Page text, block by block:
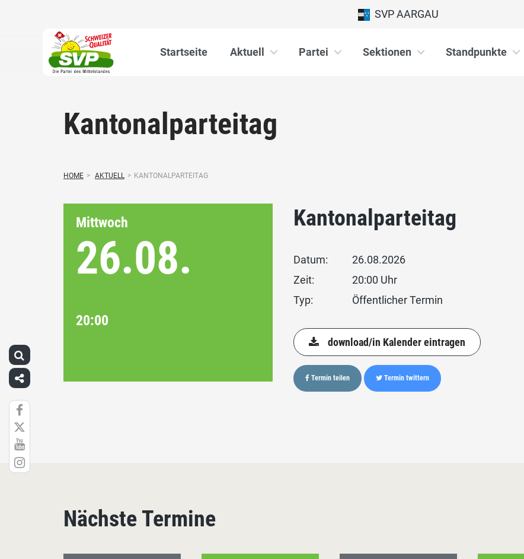
SVP AARGAU
Startseite Aktuell Partei Sektionen Standpunkte
Kantonalparteitag
HOME > AKTUELL > KANTONALPARTEITAG
Mittwoch
26.08.
20:00
Kantonalparteitag
Datum:
26.08.2026
Zeit:
20:00 Uhr
Typ:
Öffentlicher Termin
download/in Kalender eintragen
Termin teilen Termin twittern
Nächste Termine